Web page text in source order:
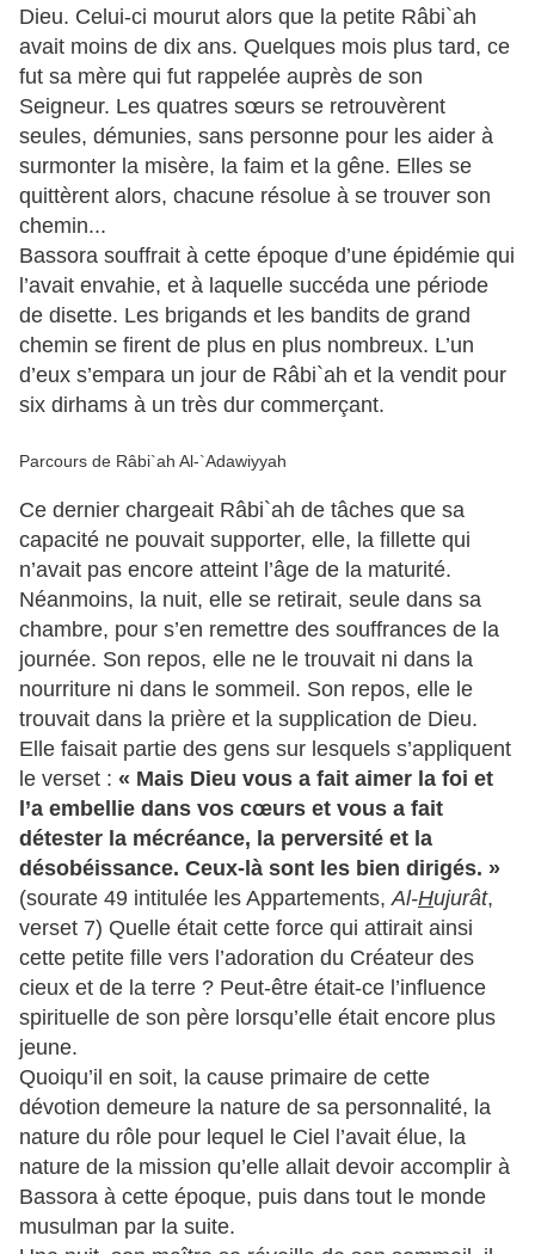
Dieu. Celui-ci mourut alors que la petite Râbi`ah
avait moins de dix ans. Quelques mois plus tard, ce
fut sa mère qui fut rappelée auprès de son
Seigneur. Les quatres sœurs se retrouvèrent
seules, démunies, sans personne pour les aider à
surmonter la misère, la faim et la gêne. Elles se
quittèrent alors, chacune résolue à se trouver son
chemin...
Bassora souffrait à cette époque d’une épidémie qui
l’avait envahie, et à laquelle succéda une période
de disette. Les brigands et les bandits de grand
chemin se firent de plus en plus nombreux. L’un
d’eux s’empara un jour de Râbi`ah et la vendit pour
six dirhams à un très dur commerçant.
Parcours de Râbi`ah Al-`Adawiyyah
Ce dernier chargeait Râbi`ah de tâches que sa
capacité ne pouvait supporter, elle, la fillette qui
n’avait pas encore atteint l’âge de la maturité.
Néanmoins, la nuit, elle se retirait, seule dans sa
chambre, pour s’en remettre des souffrances de la
journée. Son repos, elle ne le trouvait ni dans la
nourriture ni dans le sommeil. Son repos, elle le
trouvait dans la prière et la supplication de Dieu.
Elle faisait partie des gens sur lesquels s’appliquent
le verset : « Mais Dieu vous a fait aimer la foi et
l’a embellie dans vos cœurs et vous a fait
détester la mécréance, la perversité et la
désobéissance. Ceux-là sont les bien dirigés. »
(sourate 49 intitulée les Appartements, Al-Hujurât,
verset 7) Quelle était cette force qui attirait ainsi
cette petite fille vers l’adoration du Créateur des
cieux et de la terre ? Peut-être était-ce l’influence
spirituelle de son père lorsqu’elle était encore plus
jeune.
Quoiqu’il en soit, la cause primaire de cette
dévotion demeure la nature de sa personnalité, la
nature du rôle pour lequel le Ciel l’avait élue, la
nature de la mission qu’elle allait devoir accomplir à
Bassora à cette époque, puis dans tout le monde
musulman par la suite.